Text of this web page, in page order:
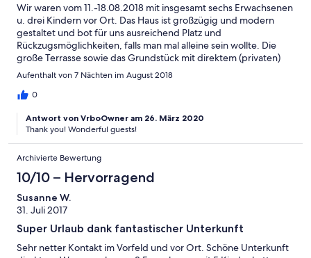
Wir waren vom 11.-18.08.2018 mit insgesamt sechs Erwachsenen
u. drei Kindern vor Ort. Das Haus ist großzügig und modern
gestaltet und bot für uns ausreichend Platz und
Rückzugsmöglichkeiten, falls man mal alleine sein wollte. Die
große Terrasse sowie das Grundstück mit direktem (privaten)
Seezugang über den eigenen Steg sind ein absolutes Highlight!
An Ausstattung (z.B. Küchenequipment, Whirlpool,
Tischtennisplatte, Kajak, Liegen, Klimaanlagen, Kühlschrank mit
Gesamteindruck mit max. Punktzahl bewerten gibt es kleine
Defizite, die aber leicht behoben werden könnten: Vorallem im
Küchenbereich findet man „bei genauerem Hinsehen“ doch
einige Abnutzungserscheinungen (z.B bei denTürgriffen,
Plastikgläsern u. Geschirr). Die Kaffeemaschine sollte
ausgetauscht werden (defekte Kanne, zu klein für viele
Personen), einige Stühle (Terrasse) sollten ausgetauscht bzw.
repariert werden. Das vorhandene Schlauchboot mit E-Motor
(4 P) zur Verfügung. Der Kontakt im Vorfeld mit der
Eigentümerin war sehr positiv, das Personal zur Hausübergabe
Aufenthalt von 7 Nächten im August 2018
0
Antwort von VrboOwner am 26. März 2020
Thank you! Wonderful guests!
Archivierte Bewertung
10/10 – Hervorragend
Susanne W.
31. Juli 2017
Super Urlaub dank fantastischer Unterkunft
Sehr netter Kontakt im Vorfeld und vor Ort. Schöne Unterkunft